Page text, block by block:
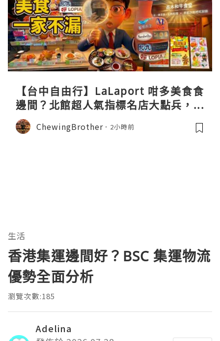
【台中自由行】LaLaport 咁多美食食
邊間？北館超人氣指標名店大點兵，深
度實測日本直送「北丸」職人料理與南
館 LOPIA 超市神級熟食區！
ChewingBrother 2小時前
生活
香港集運邊間好？BSC 集運物流
優勢全面分析
瀏覽次數:185
Adelina